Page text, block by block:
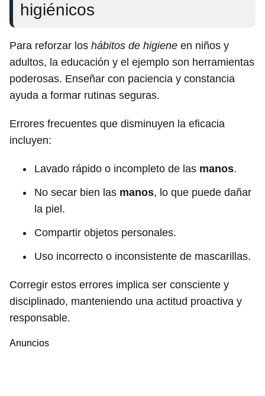
higiénicos
Para reforzar los hábitos de higiene en niños y
adultos, la educación y el ejemplo son herramientas
poderosas. Enseñar con paciencia y constancia
ayuda a formar rutinas seguras.
Errores frecuentes que disminuyen la eficacia
incluyen:
Lavado rápido o incompleto de las manos.
No secar bien las manos, lo que puede dañar
la piel.
Compartir objetos personales.
Uso incorrecto o inconsistente de mascarillas.
Corregir estos errores implica ser consciente y
disciplinado, manteniendo una actitud proactiva y
responsable.
Anuncios